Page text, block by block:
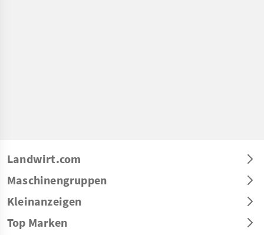
Landwirt.com
Maschinengruppen
Kleinanzeigen
Top Marken